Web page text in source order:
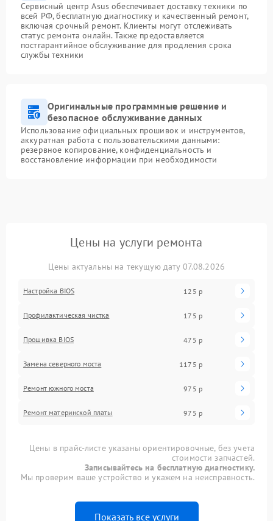
Сервисный центр Asus обеспечивает доставку техники по
всей РФ, бесплатную диагностику и качественный ремонт,
включая срочный ремонт. Клиенты могут отслеживать
статус ремонта онлайн. Также предоставляется
постгарантийное обслуживание для продления срока
службы техники
Оригинальные программные решение и
безопасное обслуживание данных
Использование официальных прошивок и инструментов,
аккуратная работа с пользовательскими данными:
резервное копирование, конфиденциальность и
восстановление информации при необходимости
Цены на услуги ремонта
Цены актуальны на текущую дату 07.08.2026
Настройка BIOS 125 р
Профилактическая чистка 175 р
Прошивка BIOS 475 р
Замена северного моста 1175 р
Ремонт южного моста 975 р
Ремонт материнской платы 975 р
Цены в прайс-листе указаны ориентировочные, без учета
стоимости запчастей.
Записывайтесь на бесплатную диагностику.
Мы проверим ваше устройство и укажем на неисправность.
Показать все услуги